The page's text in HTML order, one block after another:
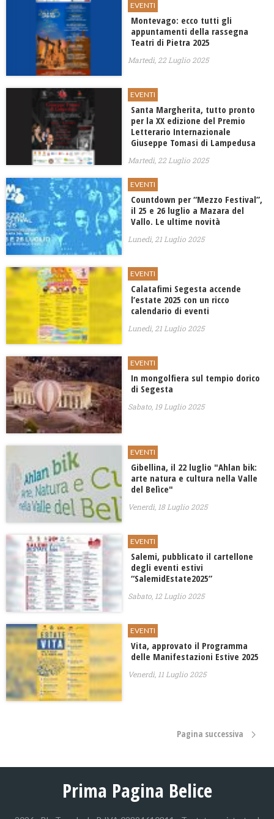
EVENTI
Montevago: ecco tutti gli
appuntamenti della rassegna
Teatri di Pietra 2025
Martedì, 22 Luglio 2025
EVENTI
Santa Margherita, tutto pronto
per la XX edizione del Premio
Letterario Internazionale
Giuseppe Tomasi di Lampedusa
Martedì, 22 Luglio 2025
EVENTI
Countdown per “Mezzo Festival”,
il 25 e 26 luglio a Mazara del
Vallo. Le ultime novità
Lunedì, 21 Luglio 2025
EVENTI
Calatafimi Segesta accende
l’estate 2025 con un ricco
calendario di eventi
Lunedì, 21 Luglio 2025
EVENTI
In mongolfiera sul tempio dorico
di Segesta
Sabato, 19 Luglio 2025
EVENTI
Gibellina, il 22 luglio ​"Ahlan bik:
arte natura e cultura nella Valle
del Belìce"
Venerdì, 18 Luglio 2025
EVENTI
Salemi, pubblicato il cartellone
degli eventi estivi
“SalemidEstate2025”
Sabato, 12 Luglio 2025
EVENTI
Vita, approvato il Programma
delle Manifestazioni Estive 2025
Venerdì, 11 Luglio 2025
Pagina successiva
Prima Pagina Belice